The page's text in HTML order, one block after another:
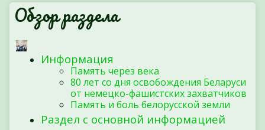
Обзор раздела
Информация
Память через века
80 лет со дня освобождения Беларуси
от немецко-фашистских захватчиков
Память и боль белорусской земли
Раздел с основной информацией